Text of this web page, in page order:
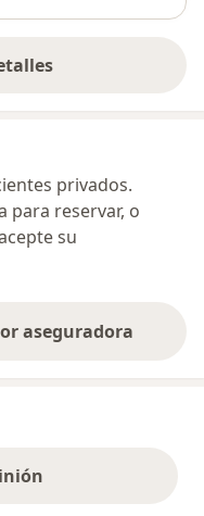
la dirección
privados.
para reservar, o
su
aseguradora